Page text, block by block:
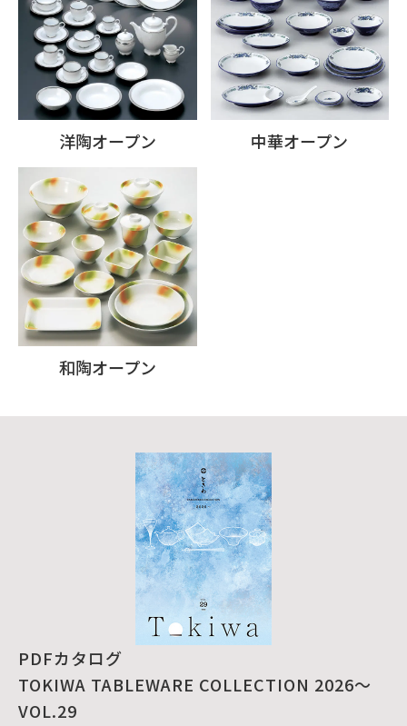
洋陶オープン 中華オープン
和陶オープン
PDFカタログ
TOKIWA TABLEWARE COLLECTION 2026～
VOL.29